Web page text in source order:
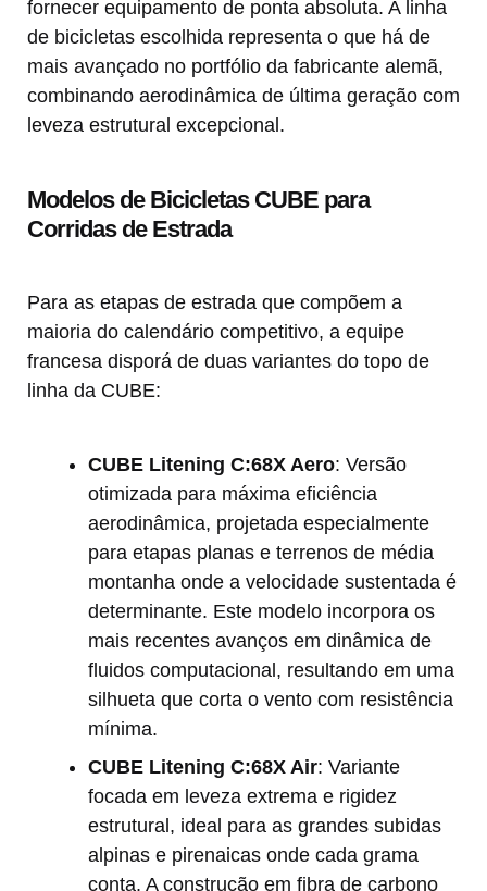
fornecer equipamento de ponta absoluta. A linha
de bicicletas escolhida representa o que há de
mais avançado no portfólio da fabricante alemã,
combinando aerodinâmica de última geração com
leveza estrutural excepcional.
Modelos de Bicicletas CUBE para
Corridas de Estrada
Para as etapas de estrada que compõem a
maioria do calendário competitivo, a equipe
francesa disporá de duas variantes do topo de
linha da CUBE:
CUBE Litening C:68X Aero: Versão
otimizada para máxima eficiência
aerodinâmica, projetada especialmente
para etapas planas e terrenos de média
montanha onde a velocidade sustentada é
determinante. Este modelo incorpora os
mais recentes avanços em dinâmica de
fluidos computacional, resultando em uma
silhueta que corta o vento com resistência
mínima.
CUBE Litening C:68X Air: Variante
focada em leveza extrema e rigidez
estrutural, ideal para as grandes subidas
alpinas e pirenaicas onde cada grama
conta. A construção em fibra de carbono